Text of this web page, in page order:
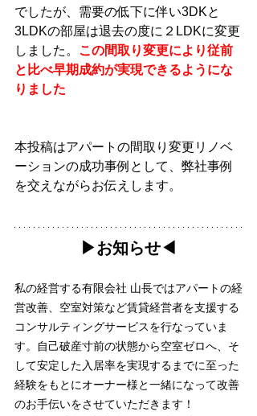
でしたが、需要の低下に伴い3DKと
3LDKの部屋は退去の度に２LDKに変更
しました。 この間取り変更により従前
と比べ早期成約が実現できるようにな
りました
本投稿はアパートの間取り変更リノベ
ーションの成功事例として、弊社事例
を交えながらお伝えします。
▶︎お知らせ◀︎
私の経営する有限会社 山長ではアパートの経
営改善、空室対策など賃貸経営者を支援する
コンサルティングサービスを行なっていま
す。自己破産寸前の状態から空室ゼロへ、そ
して安定した入居率を実現するまでに至った
経験をもとにオーナー様と一緒になって改善
のお手伝いをさせていただきます！